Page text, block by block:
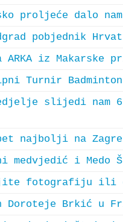
proljeće dalo
pobjednik
ARKA iz Makarske
Turnir
slijedi nam
najbolji na
medvjedić i Medo
fotografiju ili
Doroteje Brkić u